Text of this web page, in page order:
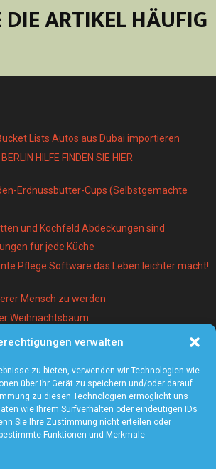
verwalten
zu bieten, verwenden wir Technologien wie
über Ihr Gerät zu speichern und/oder darauf
zu diesen Technologien ermöglicht uns
wie Ihrem Surfverhalten oder eindeutigen IDs
Sie Ihre Zustimmung nicht erteilen oder
Funktionen und Merkmale
DIE ARTIKEL HÄUFIG
Lists Autos aus Dubai importieren
HILFE FINDEN SIE HIER
Erdnussbutter-Cups (Selbstgemachte
und Kochfeld Abdeckungen sind
für jede Küche
Pflege Software das Leben leichter macht!
Mensch zu werden
Weihnachtsbaum
Magier und Mentalist zu buchen?
Trends 2021